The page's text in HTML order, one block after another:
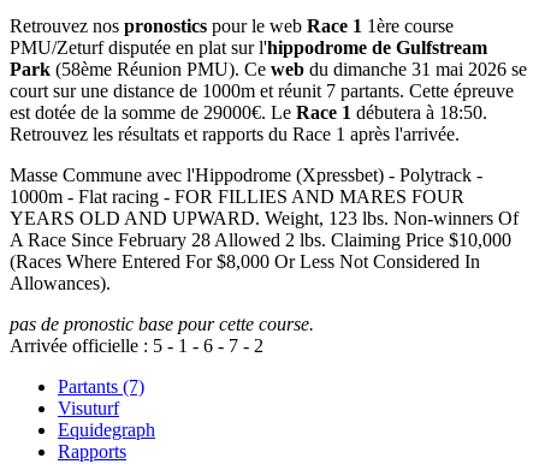
Retrouvez nos pronostics pour le web Race 1 1ère course
PMU/Zeturf disputée en plat sur l'hippodrome de Gulfstream
Park (58ème Réunion PMU). Ce web du dimanche 31 mai 2026 se
court sur une distance de 1000m et réunit 7 partants. Cette épreuve
est dotée de la somme de 29000€. Le Race 1 débutera à 18:50.
Retrouvez les résultats et rapports du Race 1 après l'arrivée.
Masse Commune avec l'Hippodrome (Xpressbet) - Polytrack -
1000m - Flat racing - FOR FILLIES AND MARES FOUR
YEARS OLD AND UPWARD. Weight, 123 lbs. Non-winners Of
A Race Since February 28 Allowed 2 lbs. Claiming Price $10,000
(Races Where Entered For $8,000 Or Less Not Considered In
Allowances).
pas de pronostic base pour cette course.
Arrivée officielle : 5 - 1 - 6 - 7 - 2
Partants (7)
Visuturf
Equidegraph
Rapports